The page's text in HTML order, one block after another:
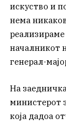
искуство и
нема
реализираме
началникот
генерал-
На
министерот
која дадоа